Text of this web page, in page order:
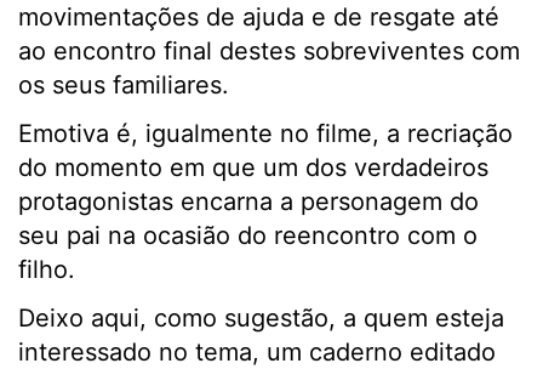
movimentações de ajuda e de resgate até
ao encontro final destes sobreviventes com
os seus familiares.
Emotiva é, igualmente no filme, a recriação
do momento em que um dos verdadeiros
protagonistas encarna a personagem do
seu pai na ocasião do reencontro com o
filho.
Deixo aqui, como sugestão, a quem esteja
interessado no tema, um caderno editado